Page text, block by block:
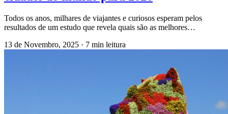
Todos os anos, milhares de viajantes e curiosos esperam pelos
resultados de um estudo que revela quais são as melhores…
13 de Novembro, 2025 · 7 min leitura